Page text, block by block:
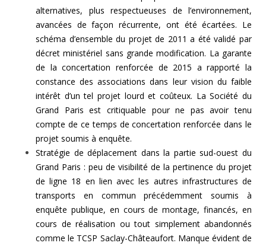
alternatives, plus respectueuses de l’environnement,
avancées de façon récurrente, ont été écartées. Le
schéma d’ensemble du projet de 2011 a été validé par
décret ministériel sans grande modification. La garante
de la concertation renforcée de 2015 a rapporté la
constance des associations dans leur vision du faible
intérêt d’un tel projet lourd et coûteux. La Société du
Grand Paris est critiquable pour ne pas avoir tenu
compte de ce temps de concertation renforcée dans le
projet soumis à enquête.
Stratégie de déplacement dans la partie sud-ouest du
Grand Paris : peu de visibilité de la pertinence du projet
de ligne 18 en lien avec les autres infrastructures de
transports en commun précédemment soumis à
enquête publique, en cours de montage, financés, en
cours de réalisation ou tout simplement abandonnés
comme le TCSP Saclay-Châteaufort. Manque évident de